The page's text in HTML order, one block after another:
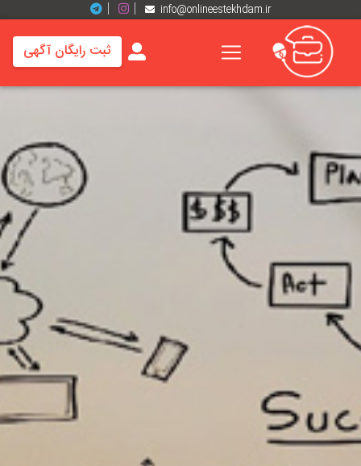
info@onlineestekhdam.ir
خانه
برند
ها
ها
اخبار
ما
ثبت رایگان آگهی